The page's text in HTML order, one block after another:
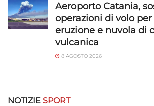
Riconoscere i dispositivi in base a
richieste attivamente.
Garantire la sicurezza, prevenire e
rilevare frodi, correggere errori,
Aeroporto Catania,
operazioni di volo
eruzione e nuvola di
vulcanica
8 AGOSTO 2026
NOTIZIE SPORT